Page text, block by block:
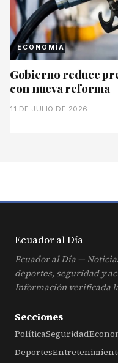
ECONOMÍA
Gobierno reduce
con nueva reforma
11 DE JULIO DE 2026
Ecuador alDía
Ecuador al Día —
deportes, seguridad y
Información verificada
Secciones
PolíticaSeguridad
Deportes